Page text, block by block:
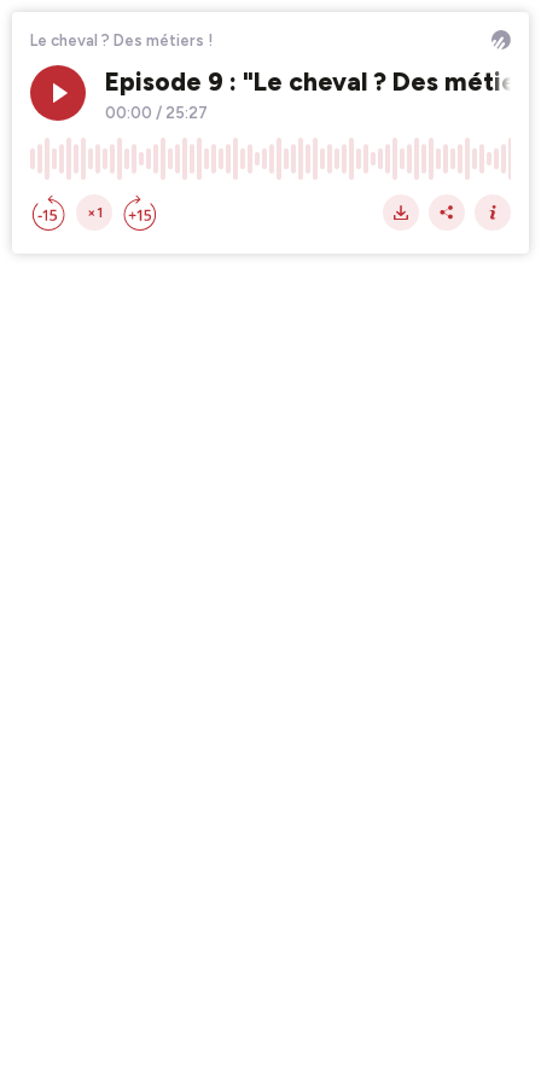
Le cheval ? Des métiers !
Episode 9 : "Le cheval ? Des
00:00 / 25:27
×1